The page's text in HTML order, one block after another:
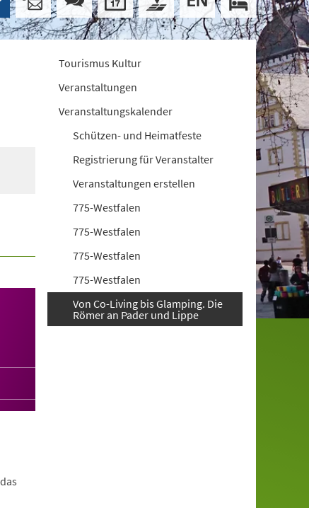
Tourismus Kultur
Veranstaltungen
Veranstaltungskalender
Schützen- und Heimatfeste
Registrierung für Veranstalter
Veranstaltungen erstellen
775-Westfalen
775-Westfalen
775-Westfalen
775-Westfalen
Von Co-Living bis Glamping. Die
Römer an Pader und Lippe